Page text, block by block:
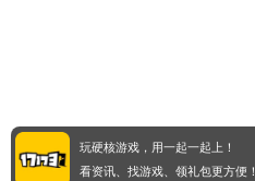
玩硬核游戏，用一起一起上！
看资讯、找游戏、领礼包更方便！